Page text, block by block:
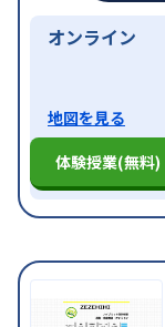
オンライン
地図を見る
体験授業(無料)